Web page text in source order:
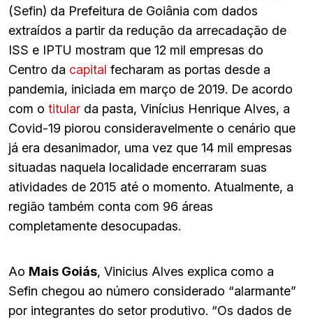
(Sefin) da Prefeitura de Goiânia com dados
extraídos a partir da redução da arrecadação de
ISS e IPTU mostram que 12 mil empresas do
Centro da capital fecharam as portas desde a
pandemia, iniciada em março de 2019. De acordo
com o titular da pasta, Vinícius Henrique Alves, a
Covid-19 piorou consideravelmente o cenário que
já era desanimador, uma vez que 14 mil empresas
situadas naquela localidade encerraram suas
atividades de 2015 até o momento. Atualmente, a
região também conta com 96 áreas
completamente desocupadas.
Ao Mais Goiás, Vinicius Alves explica como a
Sefin chegou ao número considerado “alarmante”
por integrantes do setor produtivo. “Os dados de